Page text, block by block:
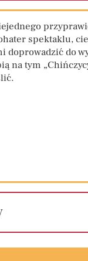
spektaklu,
doprowadzić do
na tym